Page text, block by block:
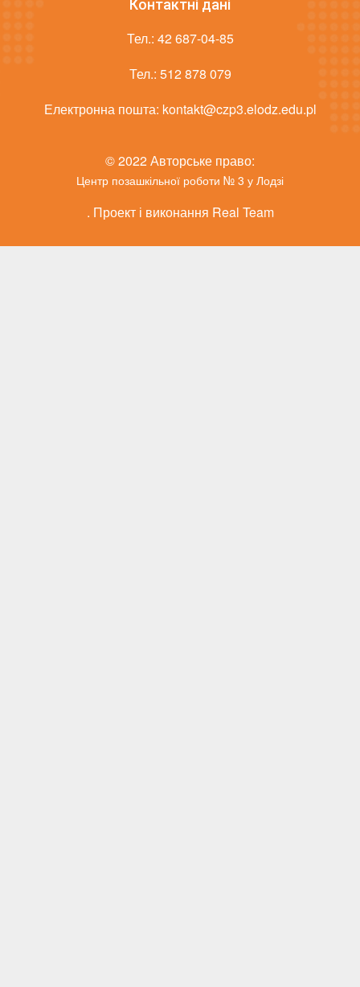
Контактні дані
Тел.: 42 687-04-85
Тел.: 512 878 079
Електронна пошта: kontakt@czp3.elodz.edu.pl
© 2022 Авторське право:
Центр позашкільної роботи № 3 у Лодзі
. Проект і виконання Real Team